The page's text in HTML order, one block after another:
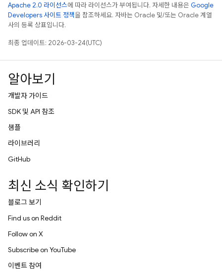
Apache 2.0 라이선스에 따라 라이선스가 부여됩니다. 자세한 내용은 Google
Developers 사이트 정책을 참조하세요. 자바는 Oracle 및/또는 Oracle 계열
사의 등록 상표입니다.
최종 업데이트: 2026-03-24(UTC)
알아보기
개발자 가이드
SDK 및 API 참조
샘플
라이브러리
GitHub
최신 소식 확인하기
블로그 보기
Find us on Reddit
Follow on X
Subscribe on YouTube
이벤트 참여